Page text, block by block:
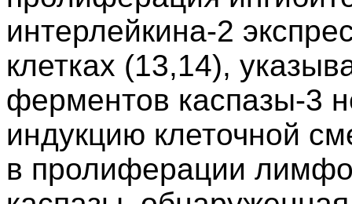
интерлейкина-2
клетках (13,14),
ферментов каспазы-3
индукцию клеточной
в пролиферации